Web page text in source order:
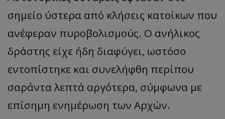
σημείο ύστερα από κλήσεις κατοίκων που
ανέφεραν πυροβολισμούς. Ο ανήλικος
δράστης είχε ήδη διαφύγει, ωστόσο
εντοπίστηκε και συνελήφθη περίπου
σαράντα λεπτά αργότερα, σύμφωνα με
επίσημη ενημέρωση των Αρχών.